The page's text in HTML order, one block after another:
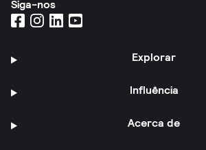
Siga-nos
Explorar
Influência
Acerca de